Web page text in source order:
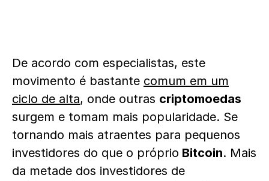
De acordo com especialistas, este
movimento é bastante comum em um
ciclo de alta, onde outras criptomoedas
surgem e tomam mais popularidade. Se
tornando mais atraentes para pequenos
investidores do que o próprio Bitcoin. Mais
da metade dos investidores de